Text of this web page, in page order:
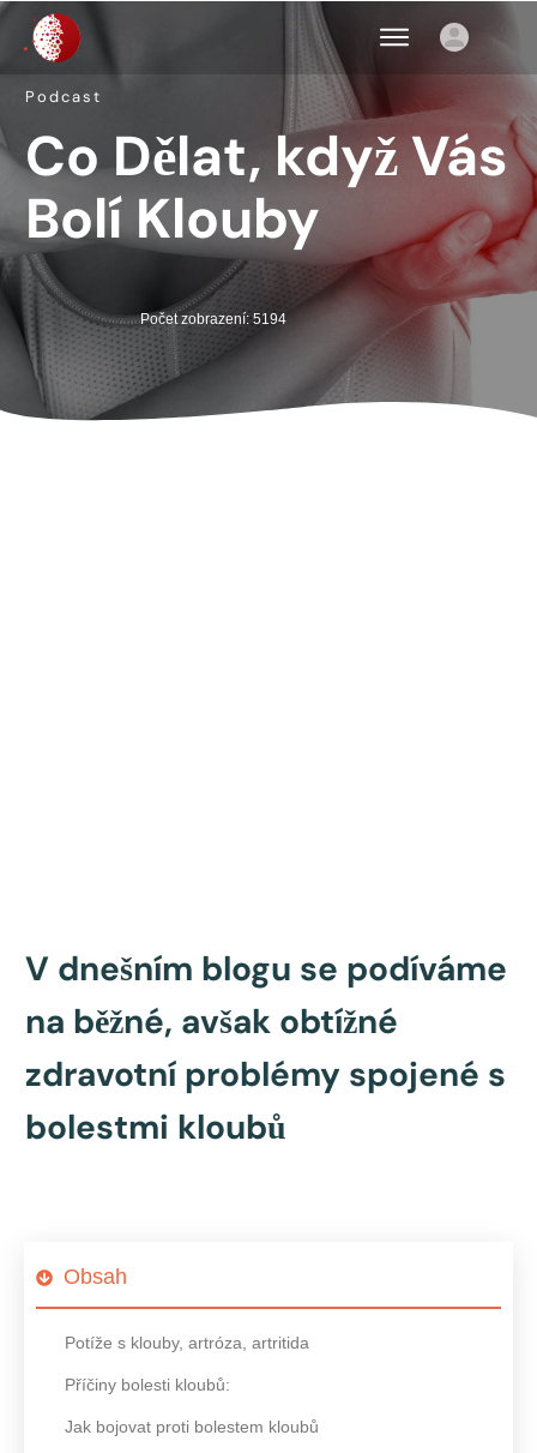
Podcast
Co Dělat, když Vás
Bolí Klouby
Počet zobrazení: 5194
V dnešním blogu se podíváme
na běžné, avšak obtížné
zdravotní problémy spojené s
bolestmi kloubů
Obsah
Potíže s klouby, artróza, artritida
Příčiny bolesti kloubů:
Jak bojovat proti bolestem kloubů